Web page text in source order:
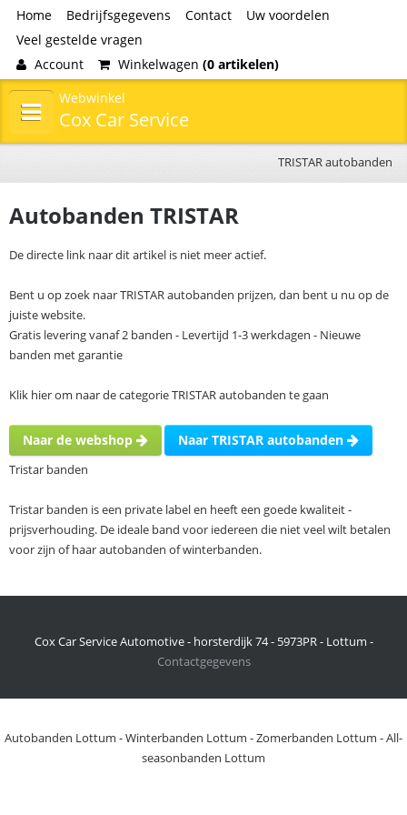
Home Bedrijfsgegevens Contact
Uw voordelen
Veel gestelde vragen
Account
Winkelwagen (0 artikelen)
Webwinkel
Cox Car Service
TRISTAR autobanden
Autobanden TRISTAR
De directe link naar dit artikel is niet meer actief.
Bent u op zoek naar TRISTAR autobanden prijzen, dan bent u nu op de
juiste website.
Gratis levering vanaf 2 banden - Levertijd 1-3 werkdagen - Nieuwe
banden met garantie
Klik hier om naar de categorie TRISTAR autobanden te gaan
Naar de webshop Naar TRISTAR autobanden
Tristar banden
Tristar banden is een private label en heeft een goede kwaliteit -
prijsverhouding. De ideale band voor iedereen die niet veel wilt betalen
voor zijn of haar autobanden of winterbanden.
Cox Car Service Automotive - horsterdijk 74 - 5973PR - Lottum -
Contactgegevens
Autobanden Lottum -Winterbanden Lottum -Zomerbanden Lottum -All-
seasonbanden Lottum